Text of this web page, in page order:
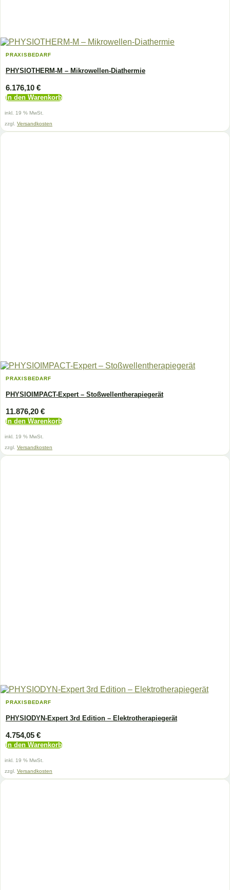
PRAXISBEDARF
PHYSIOTHERM-M – Mikrowellen-Diathermie
6.176,10 €
In den Warenkorb
inkl. 19 % MwSt.
zzgl. Versandkosten
PRAXISBEDARF
PHYSIOIMPACT-Expert – Stoßwellentherapiegerät
11.876,20 €
In den Warenkorb
inkl. 19 % MwSt.
zzgl. Versandkosten
PRAXISBEDARF
PHYSIODYN-Expert 3rd Edition – Elektrotherapiegerät
4.754,05 €
In den Warenkorb
inkl. 19 % MwSt.
zzgl. Versandkosten